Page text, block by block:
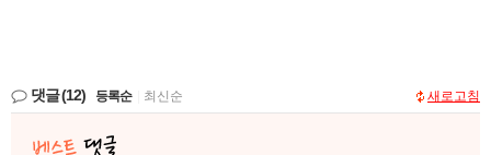
댓글(12) 등록순 최신순 새로고침